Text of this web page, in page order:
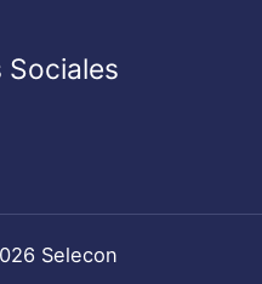
Sociales
Selecon